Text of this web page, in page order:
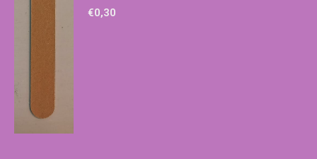
€0,30